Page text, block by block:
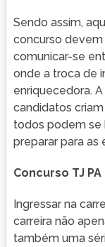
Sendo assim,
concurso
comunicar-se
onde a troca de
enriquecedora.
candidatos
todos podem se
preparar para as
Concurso TJ
Ingressar na
carreira não
também uma